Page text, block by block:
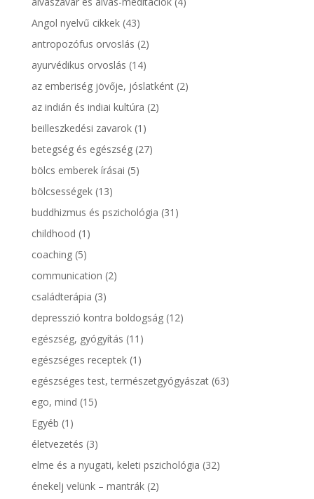
Angol nyelvű cikkek(43)
antropozófus orvoslás (2)
ayurvédikus orvoslás (14)
az emberiség jövője, jóslatként(2)
az indián és indiai kultúra (2)
beilleszkedési zavarok(1)
betegség és egészség(27)
bölcs emberek írásai (5)
bölcsességek(13)
buddhizmus és pszichológia (31)
childhood (1)
coaching(5)
communication (2)
családterápia (3)
depresszió kontra boldogság(12)
egészség, gyógyítás (11)
egészséges receptek(1)
egészséges test, természetgyógyászat(63)
ego, mind (15)
Egyéb (1)
életvezetés (3)
elme és a nyugati, keleti pszichológia (32)
énekelj velünk – mantrák(2)